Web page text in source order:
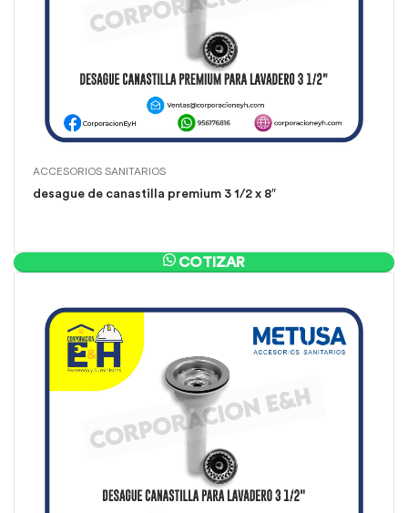
ACCESORIOS SANITARIOS
desague de canastilla premium 3 1/2 x 8″
COTIZAR